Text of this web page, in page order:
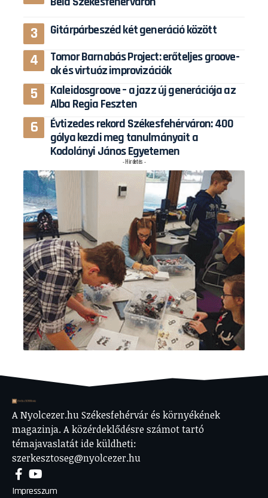
Gitárpárbeszéd két generáció között
Tomor Barnabás Project: erőteljes groove-
ok és virtuóz improvizációk
Kaleidosgroove – a jazz új generációja az
Alba Regia Feszten
Évtizedes rekord Székesfehérváron: 400
gólya kezdi meg tanulmányait a
Kodolányi János Egyetemen
- Hirdetés -
A Nyolcezer.hu Székesfehérvár és környékének
magazinja. A közérdeklődésre számot tartó
témajavaslatát ide küldheti:
szerkesztoseg@nyolcezer.hu
Impresszum